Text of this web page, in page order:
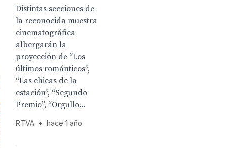
Distintas secciones de
la reconocida muestra
cinematográfica
albergarán la
proyección de “Los
últimos románticos”,
“Las chicas de la
estación”, “Segundo
Premio”, “Orgullo...
RTVA • hace 1 año